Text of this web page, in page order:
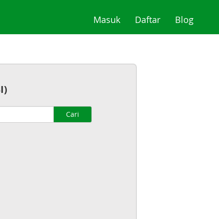
Masuk(current)
Daftar(current)
Blog
Cari